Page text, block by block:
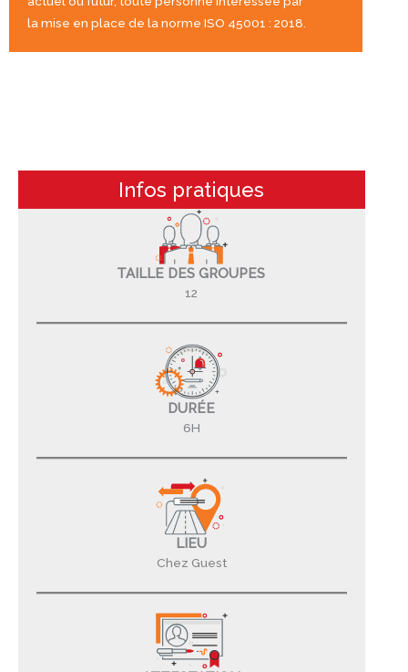
la mise en place de la norme ISO 45001 : 2018.
Infos pratiques
TAILLE DES GROUPES
12
DURÉE
6H
LIEU
Chez Guest